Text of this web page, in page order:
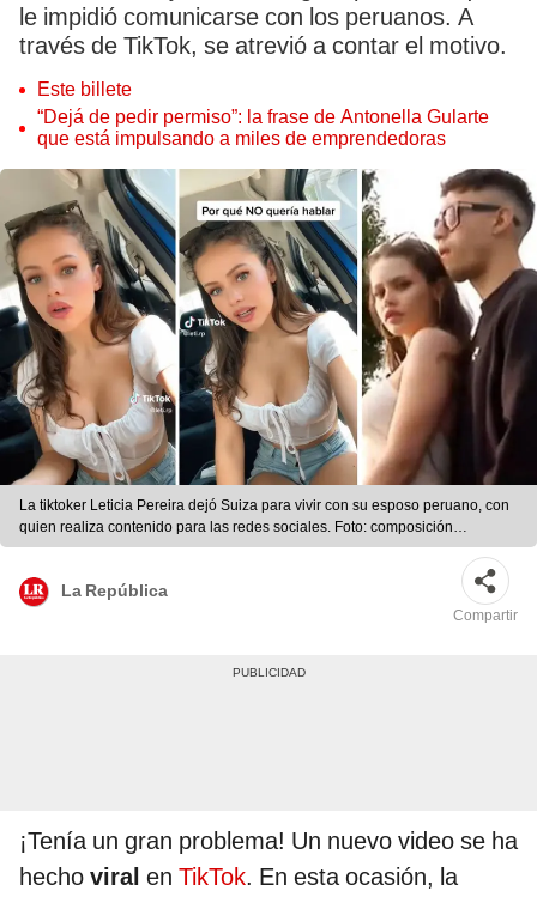
le impidió comunicarse con los peruanos. A
través de TikTok, se atrevió a contar el motivo.
Este billete
“Dejá de pedir permiso”: la frase de Antonella Gularte
que está impulsando a miles de emprendedoras
La tiktoker Leticia Pereira dejó Suiza para vivir con su esposo peruano, con
quien realiza contenido para las redes sociales. Foto: composición
LR/captura de TikTok/@leti.rp
La República
Compartir
¡Tenía un gran problema! Un nuevo video se ha
hecho viral en TikTok. En esta ocasión, la